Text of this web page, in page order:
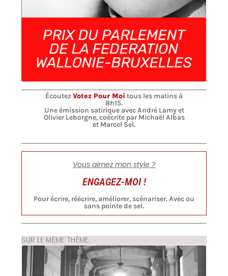
Écoutez Votez Pour Moi tous les matins à
8h15.
Une émission satirique avec André Lamy et
Olivier Leborgne, coécrite par Michaël Albas
et Marcel Sel.
Vous aimez mon style ?
ENGAGEZ-MOI !
Pour écrire, réécrire, améliorer, scénariser. Avec ou
sans pointe de sel.
SUR LE MÊME THÈME